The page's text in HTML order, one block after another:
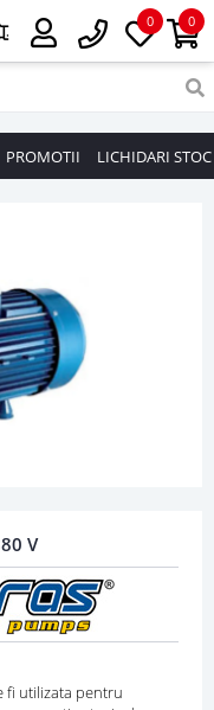
0
0
PROMOTII LICHIDARI STOC
V
fi utilizata pentru